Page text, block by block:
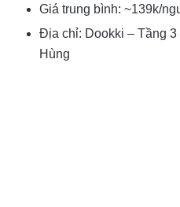
Giá trung bình: ~139k/
Địa chỉ: Dookki – Tầng
Hùng